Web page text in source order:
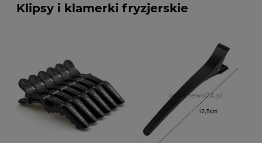
Klipsy i klamerki fryzjerskie